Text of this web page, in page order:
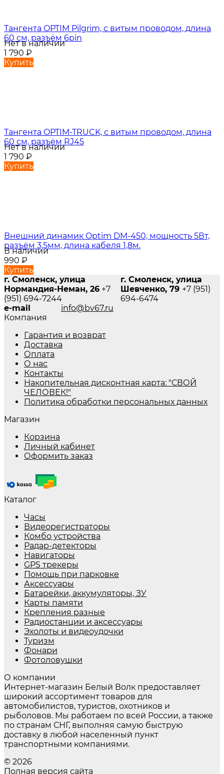
Тангента OPTIM Pilgrim, с витым проводом, длина
60 см, разъём 6pin
Нет в наличии
1 790 ₽
Купить
Тангента OPTIM-TRUCK, с витым проводом, длина
60 см, разъём RJ45
Нет в наличии
1 790 ₽
Купить
Внешний динамик Optim DM-450, мощность 5Вт,
разъём 3,5мм, длина кабеля 1,8м.
В наличии
990 ₽
Купить
г. Смоленск, улица
Нормандия-Неман, 26 +7
(951) 694-7244
г. Смоленск, улица
Шевченко, 79 +7 (951)
694-6474
e-mail
info@bv67.ru
Компания
Гарантия и возврат
Доставка
Оплата
О нас
Контакты
Накопительная дисконтная карта: "СВОЙ
ЧЕЛОВЕК!"
Политика обработки персональных данных
Магазин
Корзина
Личный кабинет
Оформить заказ
Каталог
Часы
Видеорегистраторы
Комбо устройства
Радар-детекторы
Навигаторы
GPS трекеры
Помощь при парковке
Аксессуары
Батарейки, аккумуляторы, ЗУ
Карты памяти
Крепления разные
Радиостанции и аксессуары
Эхолоты и видеоудочки
Туризм
Фонари
Фотоловушки
О компании
Интернет-магазин Белый Волк предоставляет
широкий ассортимент товаров для
автомобилистов, туристов, охотников и
рыболовов. Мы работаем по всей России, а также
по странам СНГ, выполняя самую быструю
доставку в любой населенный пункт
транспортными компаниями.
© 2026
Полная версия сайта